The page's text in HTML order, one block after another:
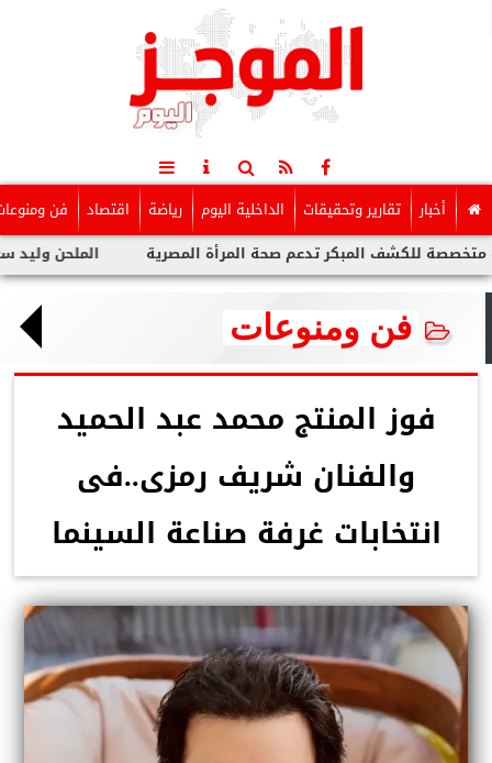
أخبار تقارير وتحقيقات الداخلية اليوم رياضة اقتصاد فن
الملحن وليد سعد : أزمة المبكر تدعم صحة المرأة المصرية
فن ومنوعات
فوز المنتج محمد عبد الحميد
والفنان شريف رمزى..فى
انتخابات غرفة صناعة السينما